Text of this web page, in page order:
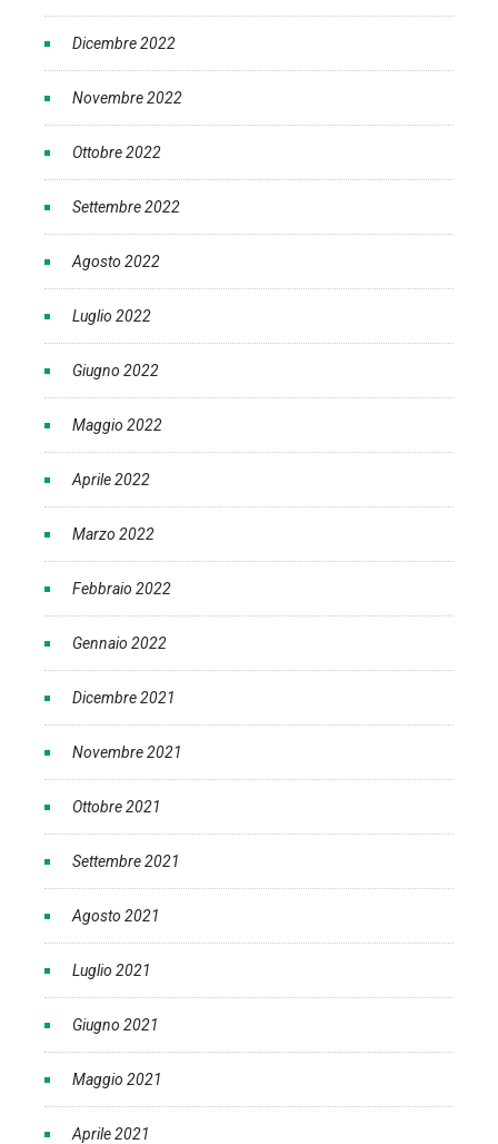
Dicembre 2022
Novembre 2022
Ottobre 2022
Settembre 2022
Agosto 2022
Luglio 2022
Giugno 2022
Maggio 2022
Aprile 2022
Marzo 2022
Febbraio 2022
Gennaio 2022
Dicembre 2021
Novembre 2021
Ottobre 2021
Settembre 2021
Agosto 2021
Luglio 2021
Giugno 2021
Maggio 2021
Aprile 2021